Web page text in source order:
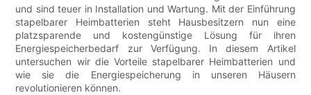
und sind teuer in Installation und Wartung. Mit der Einführung
stapelbarer Heimbatterien steht Hausbesitzern nun eine
platzsparende und kostengünstige Lösung für ihren
Energiespeicherbedarf zur Verfügung. In diesem Artikel
untersuchen wir die Vorteile stapelbarer Heimbatterien und
wie sie die Energiespeicherung in unseren Häusern
revolutionieren können.